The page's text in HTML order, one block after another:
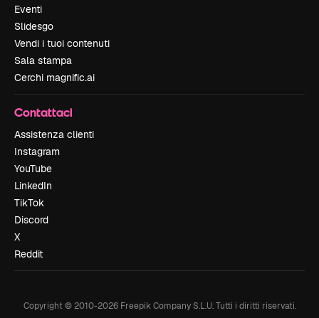
Eventi
Slidesgo
Vendi i tuoi contenuti
Sala stampa
Cerchi magnific.ai
Contattaci
Assistenza clienti
Instagram
YouTube
LinkedIn
TikTok
Discord
X
Reddit
Copyright © 2010-2026Freepik Company S.L.U. Tutti i diritti riservati.